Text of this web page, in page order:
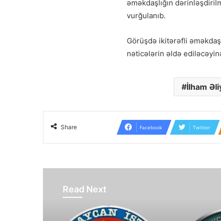
əməkdaşlığın
vurğulanıb.
Görüşdə ikitərəfli
nəticələrin əldə
İlham
Share Facebook Twitter
Read Next